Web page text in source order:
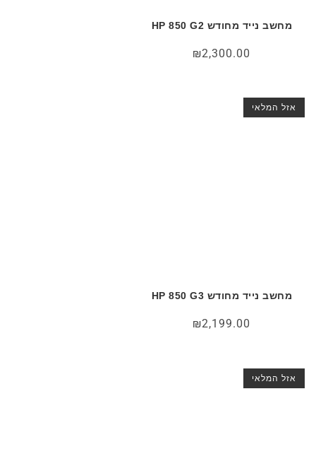
מחשב נייד מחודש HP 850 G2
₪2,300.00
אזל המלאי
מחשב נייד מחודש HP 850 G3
₪2,199.00
אזל המלאי